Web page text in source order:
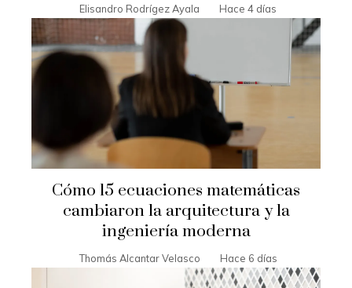
Elisandro Rodrígez Ayala Hace 4 días
Cómo 15 ecuaciones matemáticas
cambiaron la arquitectura y la
ingeniería moderna
Thomás Alcantar Velasco Hace 6 días